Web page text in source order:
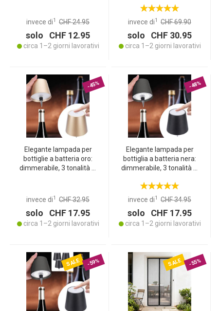
BPA, con effetto
invece di1 CHF 24.95
solo CHF 12.95
circa 1–2 giorni lavorativi
trasformano le bottiglie in
luci d’atmosfera
invece di1 CHF 69.90
solo CHF 30.95
circa 1–2 giorni lavorativi
-45%
Elegante lampada per
bottiglie a batteria oro:
dimmerabile, 3 tonalità di
d’atmosfera
invece di1 CHF 32.95
solo CHF 17.95
circa 1–2 giorni lavorativi
-48%
Elegante lampada per
bottiglia a batteria nera:
dimmerabile, 3 tonalità di
in punti luce d’atmosfera
invece di1 CHF 34.95
solo CHF 17.95
circa 1–2 giorni lavorativi
SALE -59% SALE -55%